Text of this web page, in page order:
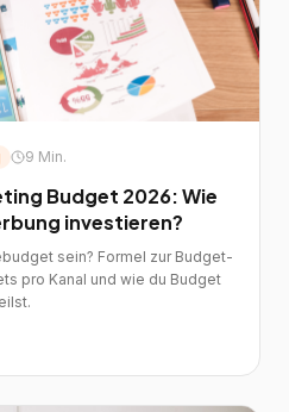
9 Min.
Budget 2026: Wie
investieren?
sein? Formel zur Budget-
pro Kanal und wie du Budget